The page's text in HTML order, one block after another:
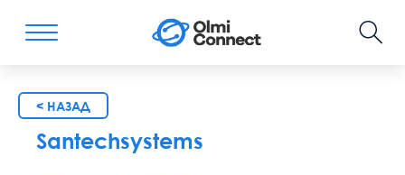
< НАЗАД
Santechsystems